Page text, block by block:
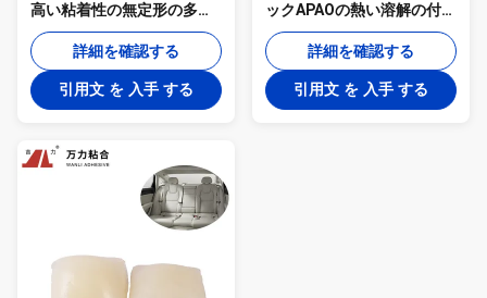
高い粘着性の無定形の多ア
ルファ オレフィンAPAO-
506Bを結ぶカーペット
詳細を確認する
引用文 を 入手 する
ックAPAOの熱い溶解の付着
力の合成の包装材料
詳細を確認する
引用文 を 入手 する